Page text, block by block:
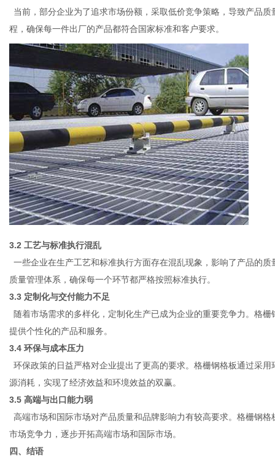
当前，部分企业为了追求市场份额，采取低价竞争策略，导致产品
程，确保每一件出厂的产品都符合国家标准和客户要求。
3.2 工艺与标准执行混乱
一些企业在生产工艺和标准执行方面存在混乱现象，影响了产品的
质量管理体系，确保每一个环节都严格按照标准执行。
3.3 定制化与交付能力不足
随着市场需求的多样化，定制化生产已成为企业的重要竞争力。格
提供个性化的产品和服务。
3.4 环保与成本压力
环保政策的日益严格对企业提出了更高的要求。格栅钢格板通过采
源消耗，实现了经济效益和环境效益的双赢。
3.5 高端与出口能力弱
高端市场和国际市场对产品质量和品牌影响力有较高要求。格栅钢
市场竞争力，逐步开拓高端市场和国际市场。
四、结语